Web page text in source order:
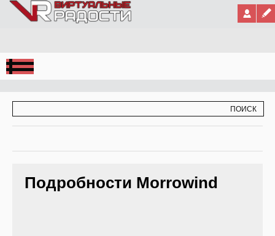
Jump to Navigation
Подробности Morrowind